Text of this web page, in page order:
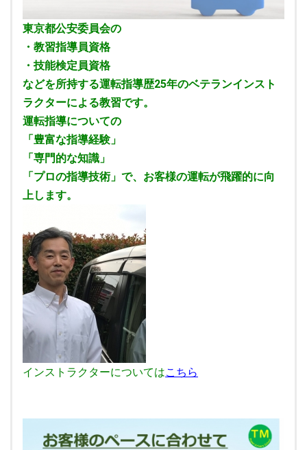
東京都公安委員会の
・教習指導員資格
・技能検定員資格
などを所持する運転指導歴25年のベテランインスト
ラクターによる教習です。
運転指導についての
「豊富な指導経験」
「専門的な知識」
「プロの指導技術」で、お客様の運転が飛躍的に向
上します。
インストラクターについてはこちら